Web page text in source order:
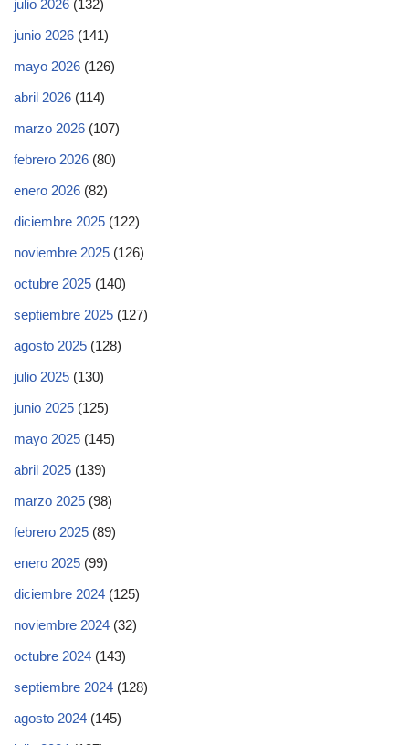
julio 2026 (132)
junio 2026 (141)
mayo 2026 (126)
abril 2026 (114)
marzo 2026 (107)
febrero 2026 (80)
enero 2026 (82)
diciembre 2025 (122)
noviembre 2025 (126)
octubre 2025 (140)
septiembre 2025 (127)
agosto 2025 (128)
julio 2025 (130)
junio 2025 (125)
mayo 2025 (145)
abril 2025 (139)
marzo 2025 (98)
febrero 2025 (89)
enero 2025 (99)
diciembre 2024 (125)
noviembre 2024 (32)
octubre 2024 (143)
septiembre 2024 (128)
agosto 2024 (145)